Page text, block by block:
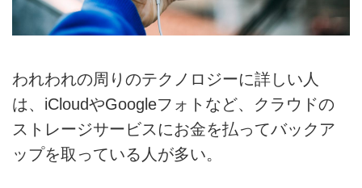
われわれの周りのテクノロジーに詳しい人
は、iCloudやGoogleフォトなど、クラウドの
ストレージサービスにお金を払ってバックア
ップを取っている人が多い。